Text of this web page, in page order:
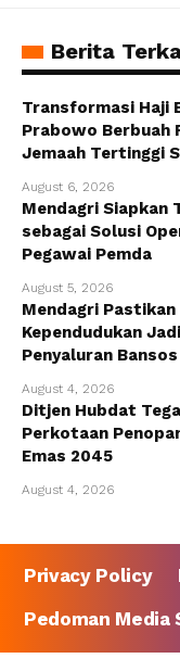
Berita
Transformasi Haji
Prabowo Berbuah
Jemaah Tertinggi
August 6, 2026
Mendagri Siapkan
sebagai Solusi
Pegawai Pemda
August 5, 2026
Mendagri Pastikan
Kependudukan
Penyaluran
August 4, 2026
Ditjen Hubdat
Perkotaan
Emas 2045
August 4, 2026
Privacy Policy
Pedoman Media